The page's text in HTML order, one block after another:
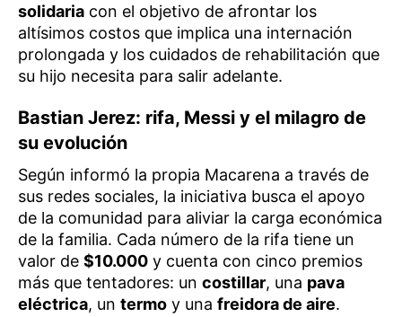
solidaria con el objetivo de afrontar los
altísimos costos que implica una internación
prolongada y los cuidados de rehabilitación que
su hijo necesita para salir adelante.
Bastian Jerez: rifa, Messi y el milagro de
su evolución
Según informó la propia Macarena a través de
sus redes sociales, la iniciativa busca el apoyo
de la comunidad para aliviar la carga económica
de la familia. Cada número de la rifa tiene un
valor de $10.000 y cuenta con cinco premios
más que tentadores: un costillar, una pava
eléctrica, un termo y una freidora de aire.